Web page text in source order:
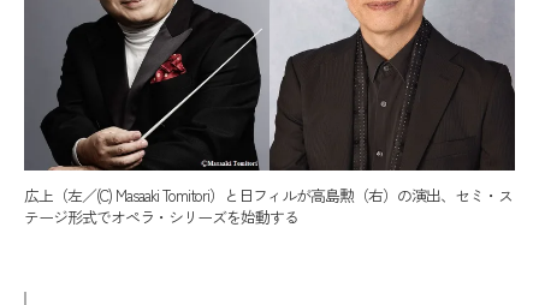
広上（左／(C) Masaaki Tomitori）と日フィルが高島勲（右）の演出、セミ・ス
テージ形式でオペラ・シリーズを始動する